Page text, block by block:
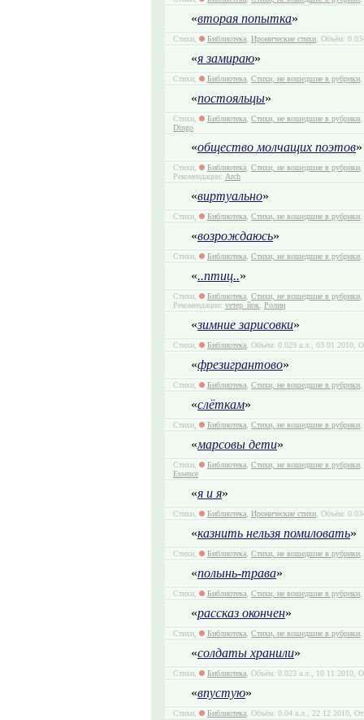
«вторая попытка»
Стихи, Библиотека, Иронические стихи, Объём:
«я замираю»
Стихи, Библиотека, Стихи, не вошедшие в рубрики,
«постояльцы»
Стихи, Библиотека, Стихи, не вошедшие в рубрики,
Dingo
«общество молчащих поэтов»
Стихи, Библиотека, Стихи, не вошедшие в рубрики,
Рекомендации: Arch
«виртуально»
Стихи, Библиотека, Стихи, не вошедшие в рубрики,
«возрождаюсь»
Стихи, Библиотека, Стихи, не вошедшие в рубрики,
«..птиц..»
Стихи, Библиотека, Стихи, не вошедшие в рубрики,
Рекомендации: vетер_йок, Ролин
«зимние зарисовки»
Стихи, Библиотека, Объём: 0.029 а.л., 03 01 2010,
«фрезигрантово»
Стихи, Библиотека, Стихи, не вошедшие в рубрики,
«слёткам»
Стихи, Библиотека, Стихи, не вошедшие в рубрики,
«марсовы дети»
Стихи, Библиотека, Стихи, не вошедшие в рубрики,
Essence
«я и я»
Стихи, Библиотека, Иронические стихи, Объём:
«казнить нельзя помиловать»
Стихи, Библиотека, Стихи, не вошедшие в рубрики,
«полынь-трава»
Стихи, Библиотека, Стихи, не вошедшие в рубрики,
«рассказ окончен»
Стихи, Библиотека, Стихи, не вошедшие в рубрики,
«солдаты хранили»
Стихи, Библиотека, Объём: 0.023 а.л., 10 11 2010,
«впустую»
Стихи, Библиотека, Объём: 0.04 а.л., 22 12 2010,